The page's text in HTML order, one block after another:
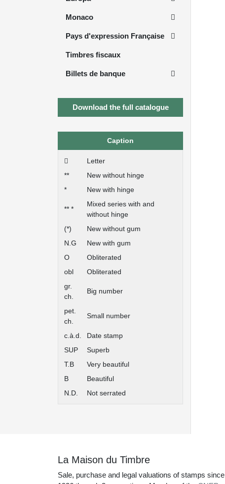
Monaco
Pays d'expression Française
Timbres fiscaux
Billets de banque
Download the full catalogue
Caption
Letter
**
New without hinge
*
New with hinge
** *
Mixed series with and
without hinge
(*)
New without gum
N.G
New with gum
O
Obliterated
obl
Obliterated
gr.
ch.
Big number
pet.
ch.
Small number
c.à.d.
Date stamp
SUP
Superb
T.B
Very beautiful
B
Beautiful
N.D.
Not serrated
La Maison du Timbre
Sale, purchase and legal valuations of stamps since